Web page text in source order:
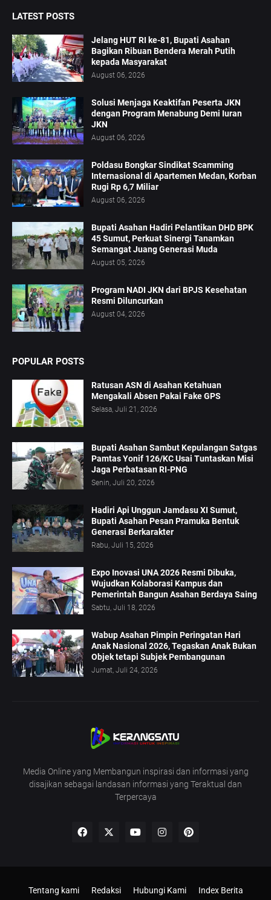
LATEST POSTS
Jelang HUT RI ke-81, Bupati Asahan
Bagikan Ribuan Bendera Merah Putih
kepada Masyarakat
August 06, 2026
Solusi Menjaga Keaktifan Peserta JKN
dengan Program Menabung Demi Iuran
JKN
August 06, 2026
Poldasu Bongkar Sindikat Scamming
Internasional di Apartemen Medan, Korban
Rugi Rp 6,7 Miliar
August 06, 2026
Bupati Asahan Hadiri Pelantikan DHD BPK
45 Sumut, Perkuat Sinergi Tanamkan
Semangat Juang Generasi Muda
August 05, 2026
Program NADI JKN dari BPJS Kesehatan
Resmi Diluncurkan
August 04, 2026
POPULAR POSTS
Ratusan ASN di Asahan Ketahuan
Mengakali Absen Pakai Fake GPS
Selasa, Juli 21, 2026
Bupati Asahan Sambut Kepulangan Satgas
Pamtas Yonif 126/KC Usai Tuntaskan Misi
Jaga Perbatasan RI-PNG
Senin, Juli 20, 2026
Hadiri Api Unggun Jamdasu XI Sumut,
Bupati Asahan Pesan Pramuka Bentuk
Generasi Berkarakter
Rabu, Juli 15, 2026
Expo Inovasi UNA 2026 Resmi Dibuka,
Wujudkan Kolaborasi Kampus dan
Pemerintah Bangun Asahan Berdaya Saing
Sabtu, Juli 18, 2026
Wabup Asahan Pimpin Peringatan Hari
Anak Nasional 2026, Tegaskan Anak Bukan
Objek tetapi Subjek Pembangunan
Jumat, Juli 24, 2026
Media Online yang Membangun inspirasi dan informasi yang
disajikan sebagai landasan informasi yang Teraktual dan
Terpercaya
Tentang kami Redaksi Hubungi Kami Index Berita